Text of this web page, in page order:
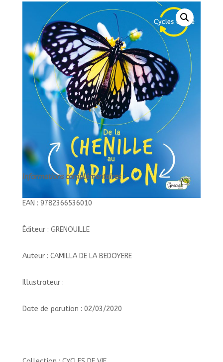
PAPILLON//CYCLES
VIE/GRENOUILLE/
Informations complémentaires :
EAN : 9782366536010
Éditeur : GRENOUILLE
Auteur : CAMILLA DE LA BEDOYERE
Illustrateur :
Date de parution : 02/03/2020